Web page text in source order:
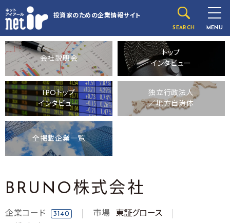
投資家のための企業情報サイト
SEARCH MENU
会社説明会
トップ
インタビュー
IPOトップ
インタビュー
独立行政法人
／地方自治体
全掲載企業一覧
BRUNO株式会社
企業コード 3140 市場
東証グロース